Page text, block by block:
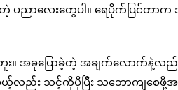
ညာလေးတွေပါ။ ရေပိုက်ပြင်တာက
။ အခုပြောခဲ့တဲ့ အချက်လောက်နဲ့လည်
မယ့်လည်း သင့်ကိုပိုပြီး သဘောကျစေ